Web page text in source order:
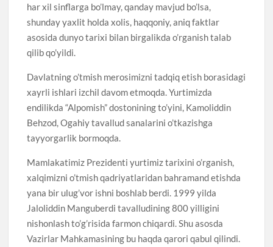
har xil sinflarga bo’lmay, qanday mavjud bo’lsa,
shunday yaxlit holda xolis, haqqoniy, aniq faktlar
asosida dunyo tarixi bilan birgalikda o’rganish talab
qilib qo’yildi.
Davlatning o’tmish merosimizni tadqiq etish borasidagi
xayrli ishlari izchil davom etmoqda. Yurtimizda
endilikda “Alpomish” dostonining to’yini, Kamoliddin
Behzod, Ogahiy tavallud sanalarini o’tkazishga
tayyorgarlik bormoqda.
Mamlakatimiz Prezidenti yurtimiz tarixini o’rganish,
xalqimizni o’tmish qadriyatlaridan bahramand etishda
yana bir ulug’vor ishni boshlab berdi. 1999 yilda
Jaloliddin Manguberdi tavalludining 800 yilligini
nishonlash to’g’risida farmon chiqardi. Shu asosda
Vazirlar Mahkamasining bu haqda qarori qabul qilindi.